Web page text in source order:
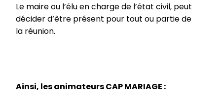
Le maire ou l’élu en charge de l’état civil, peut
décider d’être présent pour tout ou partie de
la réunion.
Ainsi, les animateurs CAP MARIAGE :